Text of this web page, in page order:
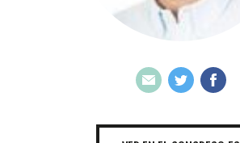
INICIATIVAS